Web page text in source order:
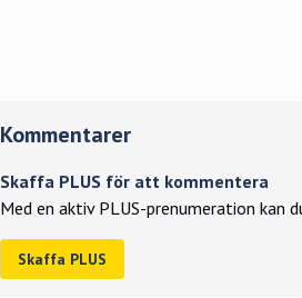
Kommentarer
Skaffa PLUS för att kommentera
Med en aktiv PLUS-prenumeration kan
Skaffa PLUS